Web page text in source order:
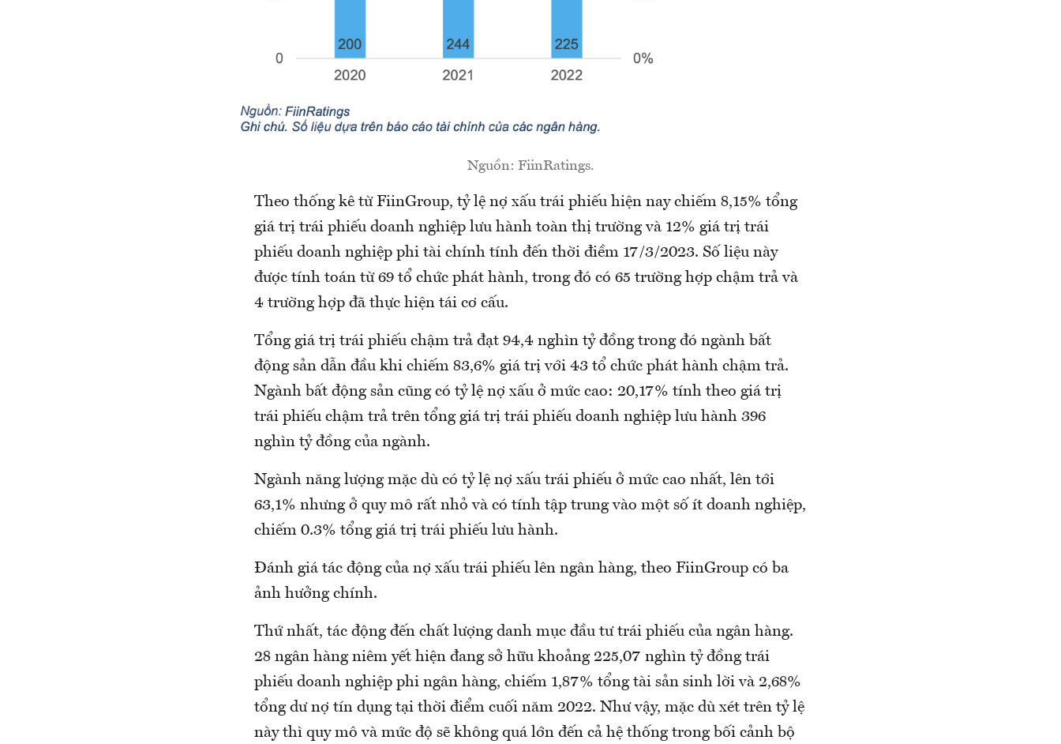
Nguồn: FiinRatings.
Theo thống kê từ FiinGroup, tỷ lệ nợ xấu trái phiếu hiện nay chiếm 8,15% tổng
giá trị trái phiếu doanh nghiệp lưu hành toàn thị trường và 12% giá trị trái
phiếu doanh nghiệp phi tài chính tính đến thời điềm 17/3/2023. Số liệu này
được tính toán từ 69 tổ chức phát hành, trong đó có 65 trường hợp chậm trả và
4 trường hợp đã thực hiện tái cơ cấu.
Tổng giá trị trái phiếu chậm trả đạt 94,4 nghìn tỷ đồng trong đó ngành bất
động sản dẫn đầu khi chiếm 83,6% giá trị với 43 tổ chức phát hành chậm trả.
Ngành bất động sản cũng có tỷ lệ nợ xấu ở mức cao: 20,17% tính theo giá trị
trái phiếu chậm trả trên tổng giá trị trái phiếu doanh nghiệp lưu hành 396
nghìn tỷ đồng của ngành.
Ngành năng lượng mặc dù có tỷ lệ nợ xấu trái phiếu ở mức cao nhất, lên tới
63,1% nhưng ở quy mô rất nhỏ và có tính tập trung vào một số ít doanh nghiệp,
chiếm 0.3% tổng giá trị trái phiếu lưu hành.
Đánh giá tác động của nợ xấu trái phiếu lên ngân hàng, theo FiinGroup có ba
ảnh hưởng chính.
Thứ nhất, tác động đến chất lượng danh mục đầu tư trái phiếu của ngân hàng.
28 ngân hàng niêm yết hiện đang sở hữu khoảng 225,07 nghìn tỷ đồng trái
phiếu doanh nghiệp phi ngân hàng, chiếm 1,87% tổng tài sản sinh lời và 2,68%
tổng dư nợ tín dụng tại thời điểm cuối năm 2022. Như vậy, mặc dù xét trên tỷ lệ
này thì quy mô và mức độ sẽ không quá lớn đến cả hệ thống trong bối cảnh bộ